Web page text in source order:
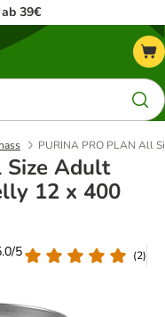
39€
PURINA PRO PLAN All
Size Adult
12 x 400
5
(2)